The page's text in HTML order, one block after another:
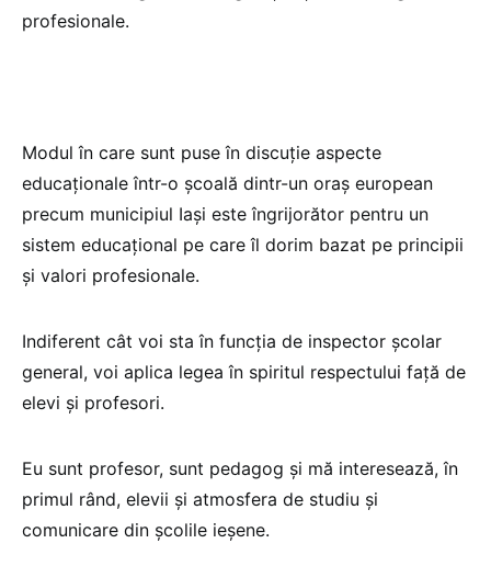
profesionale.
Modul în care sunt puse în discuție aspecte
educaționale într-o școală dintr-un oraș european
precum municipiul Iași este îngrijorător pentru un
sistem educațional pe care îl dorim bazat pe principii
și valori profesionale.
Indiferent cât voi sta în funcția de inspector școlar
general, voi aplica legea în spiritul respectului față de
elevi și profesori.
Eu sunt profesor, sunt pedagog și mă interesează, în
primul rând, elevii și atmosfera de studiu și
comunicare din școlile ieșene.